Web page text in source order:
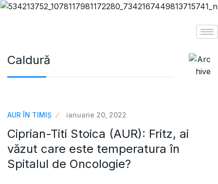
Caldură
AUR ÎN TIMIȘ ianuarie 20, 2022
Ciprian-Titi Stoica (AUR): Fritz, ai
văzut care este temperatura în
Spitalul de Oncologie?